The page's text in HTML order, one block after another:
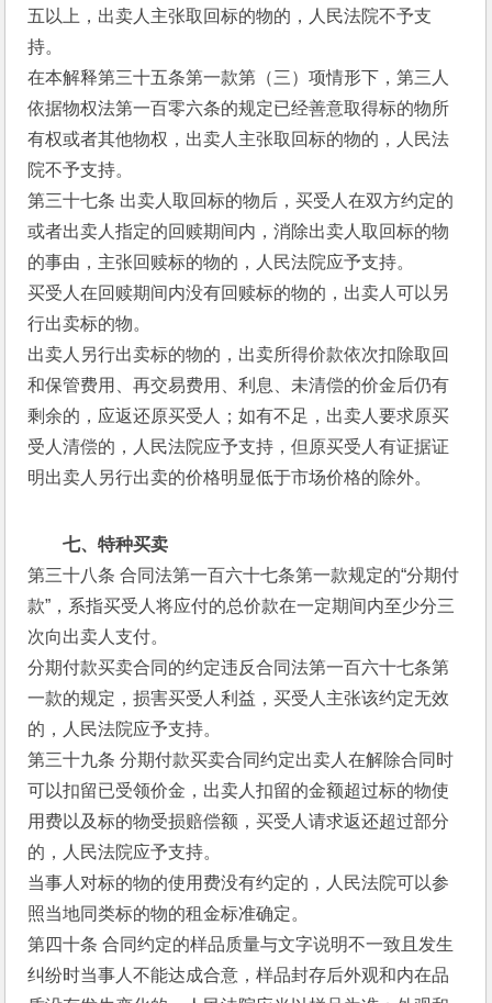
五以上，出卖人主张取回标的物的，人民法院不予支
持。
在本解释第三十五条第一款第（三）项情形下，第三人
依据物权法第一百零六条的规定已经善意取得标的物所
有权或者其他物权，出卖人主张取回标的物的，人民法
院不予支持。
第三十七条 出卖人取回标的物后，买受人在双方约定的
或者出卖人指定的回赎期间内，消除出卖人取回标的物
的事由，主张回赎标的物的，人民法院应予支持。
买受人在回赎期间内没有回赎标的物的，出卖人可以另
行出卖标的物。
出卖人另行出卖标的物的，出卖所得价款依次扣除取回
和保管费用、再交易费用、利息、未清偿的价金后仍有
剩余的，应返还原买受人；如有不足，出卖人要求原买
受人清偿的，人民法院应予支持，但原买受人有证据证
明出卖人另行出卖的价格明显低于市场价格的除外。
七、特种买卖
第三十八条 合同法第一百六十七条第一款规定的“分期付
款”，系指买受人将应付的总价款在一定期间内至少分三
次向出卖人支付。
分期付款买卖合同的约定违反合同法第一百六十七条第
一款的规定，损害买受人利益，买受人主张该约定无效
的，人民法院应予支持。
第三十九条 分期付款买卖合同约定出卖人在解除合同时
可以扣留已受领价金，出卖人扣留的金额超过标的物使
用费以及标的物受损赔偿额，买受人请求返还超过部分
的，人民法院应予支持。
当事人对标的物的使用费没有约定的，人民法院可以参
照当地同类标的物的租金标准确定。
第四十条 合同约定的样品质量与文字说明不一致且发生
纠纷时当事人不能达成合意，样品封存后外观和内在品